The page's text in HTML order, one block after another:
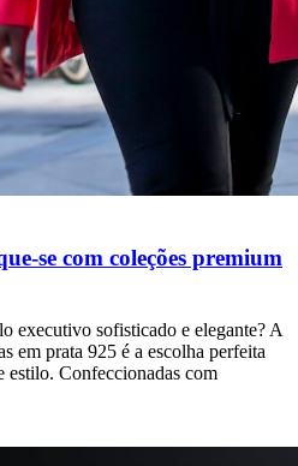
se com coleções premium
executivo sofisticado e elegante? A
em prata 925 é a escolha perfeita
estilo. Confeccionadas com